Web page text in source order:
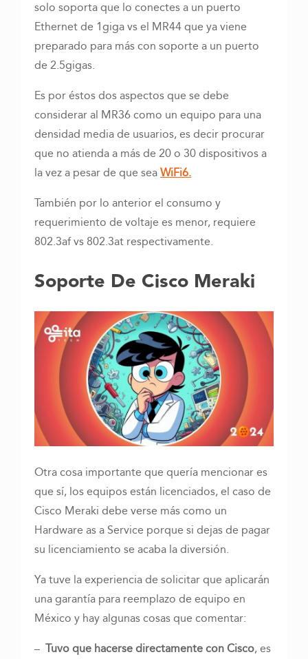
solo soporta que lo conectes a un puerto
Ethernet de 1giga vs el MR44 que ya viene
preparado para más con soporte a un puerto
de 2.5gigas.
Es por éstos dos aspectos que se debe
considerar al MR36 como un equipo para una
densidad media de usuarios, es decir procurar
que no atienda a más de 20 o 30 dispositivos a
la vez a pesar de que seaWiFi6.
También por lo anterior el consumo y
requerimiento de voltaje es menor, requiere
802.3af vs 802.3at respectivamente.
Soporte De Cisco Meraki
Otra cosa importante que quería mencionar es
que sí, los equipos están licenciados, el caso de
Cisco Meraki debe verse más como un
Hardware as a Service porque si dejas de pagar
su licenciamiento se acaba la diversión.
Ya tuve la experiencia de solicitar que aplicarán
una garantía para reemplazo de equipo en
México y hay algunas cosas que comentar:
– Tuvo que hacerse directamente con Cisco, es